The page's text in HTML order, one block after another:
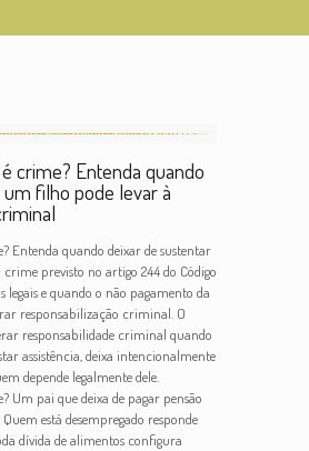
crime? Entenda quando
filho pode levar à
Entenda quando deixar de sustentar
previsto no artigo 244 do Código
legais e quando o não pagamento da
responsabilização criminal. O
responsabilidade criminal quando
assistência, deixa intencionalmente
depende legalmente dele.
Um pai que deixa de pagar pensão
está desempregado responde
dívida de alimentos configura